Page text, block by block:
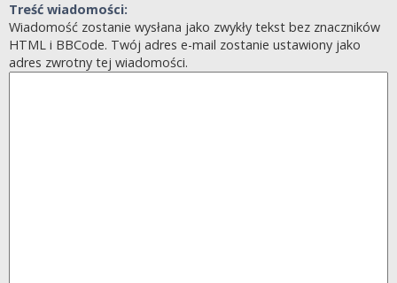
Treść wiadomości:
Wiadomość zostanie wysłana jako zwykły tekst bez znaczników
HTML i BBCode. Twój adres e-mail zostanie ustawiony jako
adres zwrotny tej wiadomości.